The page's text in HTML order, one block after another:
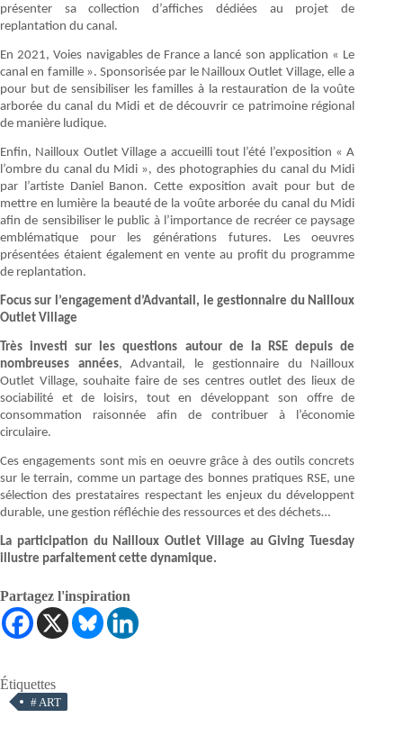
présenter sa collection d’affiches dédiées au projet de
replantation du canal.
En 2021, Voies navigables de France a lancé son application « Le
canal en famille ». Sponsorisée par le Nailloux Outlet Village, elle a
pour but de sensibiliser les familles à la restauration de la voûte
arborée du canal du Midi et de découvrir ce patrimoine régional
de manière ludique.
Enfin, Nailloux Outlet Village a accueilli tout l’été l’exposition « A
l’ombre du canal du Midi », des photographies du canal du Midi
par l’artiste Daniel Banon. Cette exposition avait pour but de
mettre en lumière la beauté de la voûte arborée du canal du Midi
afin de sensibiliser le public à l’importance de recréer ce paysage
emblématique pour les générations futures. Les oeuvres
présentées étaient également en vente au profit du programme
de replantation.
Focus sur l’engagement d’Advantail, le gestionnaire du Nailloux
Outlet Village
Très investi sur les questions autour de la RSE depuis de
nombreuses années, Advantail, le gestionnaire du Nailloux
Outlet Village, souhaite faire de ses centres outlet des lieux de
sociabilité et de loisirs, tout en développant son offre de
consommation raisonnée afin de contribuer à l’économie
circulaire.
Ces engagements sont mis en oeuvre grâce à des outils concrets
sur le terrain, comme un partage des bonnes pratiques RSE, une
sélection des prestataires respectant les enjeux du développent
durable, une gestion réfléchie des ressources et des déchets…
La participation du Nailloux Outlet Village au Giving Tuesday
illustre parfaitement cette dynamique.
Partagez l'inspiration
Étiquettes
# ART